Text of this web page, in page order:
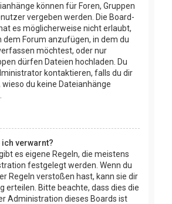
können für Foren, Gruppen
vergeben werden. Die Board-
es möglicherweise nicht erlaubt,
dem Forum anzufügen, in dem du
möchtest, oder nur
dürfen Dateien hochladen. Du
kontaktieren, falls du dir
du keine Dateianhänge
verwarnt?
es eigene Regeln, die meistens
festgelegt werden. Wenn du
Regeln verstoßen hast, kann sie dir
erteilen. Bitte beachte, dass dies die
Administration dieses Boards ist